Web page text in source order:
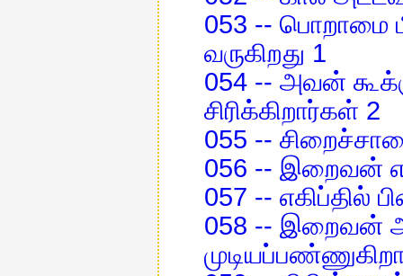
053 --
வருகிறது 1
054 -- அவன்
சிரிக்கிறார்கள் 2
055 --
056 -- இறைவன்
057 -- எகிப்தில்
058 -- இறைவன்